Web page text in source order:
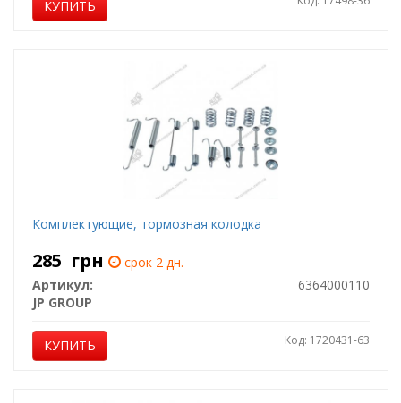
КУПИТЬ
Комплектующие, тормозная колодка
285 грн
срок 2 дн.
Артикул:
6364000110
JP GROUP
КУПИТЬ Код: 1720431-63